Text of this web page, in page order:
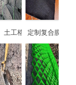
质土工格室定制复合膜生态